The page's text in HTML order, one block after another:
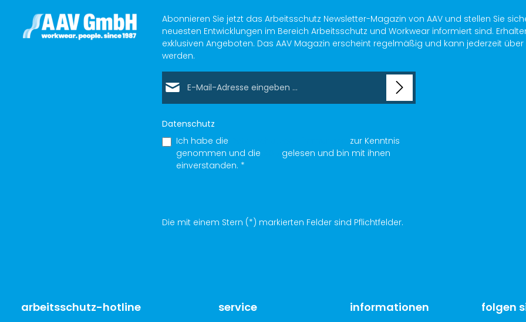
Abonnieren Sie jetzt das Arbeitsschutz Newsletter-Magazin von AAV und stellen Sie
neuesten Entwicklungen im Bereich Arbeitsschutz und Workwear informiert sind.
exklusiven Angeboten. Das AAV Magazin erscheint regelmäßig und kann jederzeit
werden.
Datenschutz
Ich habe die
zur Kenntnis
genommen und die
gelesen und bin mit ihnen
einverstanden. *
Die mit einem Stern (*) markierten Felder sind Pflichtfelder.
arbeitsschutz-hotline service informationen folgen